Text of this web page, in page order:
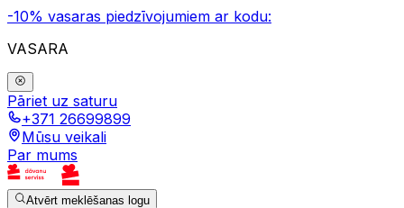
-10% vasaras piedzīvojumiem ar kodu:
VASARA
Pāriet uz saturu
+371 26699899
Mūsu veikali
Par mums
Atvērt meklēšanas logu